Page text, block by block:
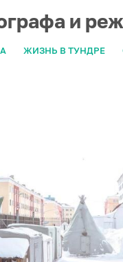
и
ЖИЗНЬ В ТУНДРЕ